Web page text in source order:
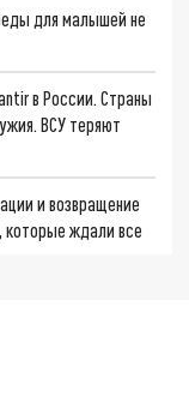
для малышей не
в России. Страны
ВСУ теряют
и возвращение
которые ждали все